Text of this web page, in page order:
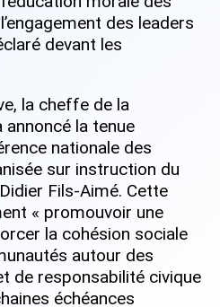
des leaders
devant les
la cheffe de la
la tenue
nationale des
sur instruction du
Fils-Aimé. Cette
« promouvoir une
la cohésion sociale
autour des
de responsabilité civique
échéances